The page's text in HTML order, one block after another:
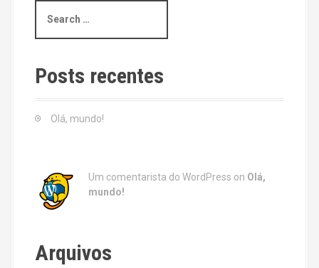
a
c
h
Posts recentes
Olá, mundo!
Um comentarista do WordPress on Olá,
mundo!
Arquivos